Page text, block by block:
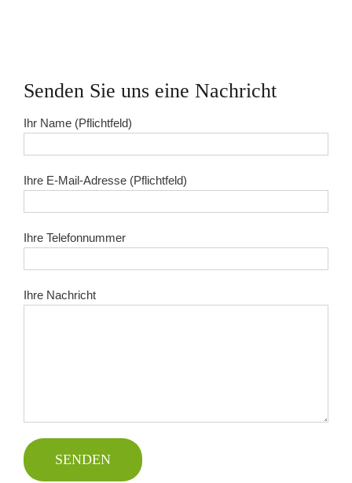
Senden Sie uns eine Nachricht
Ihr Name (Pflichtfeld)
Ihre E-Mail-Adresse (Pflichtfeld)
Ihre Telefonnummer
Ihre Nachricht